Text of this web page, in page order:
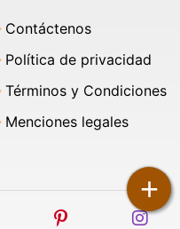
+
Contáctenos
Política de privacidad
Términos y Condiciones
Menciones legales
youtube pinterest